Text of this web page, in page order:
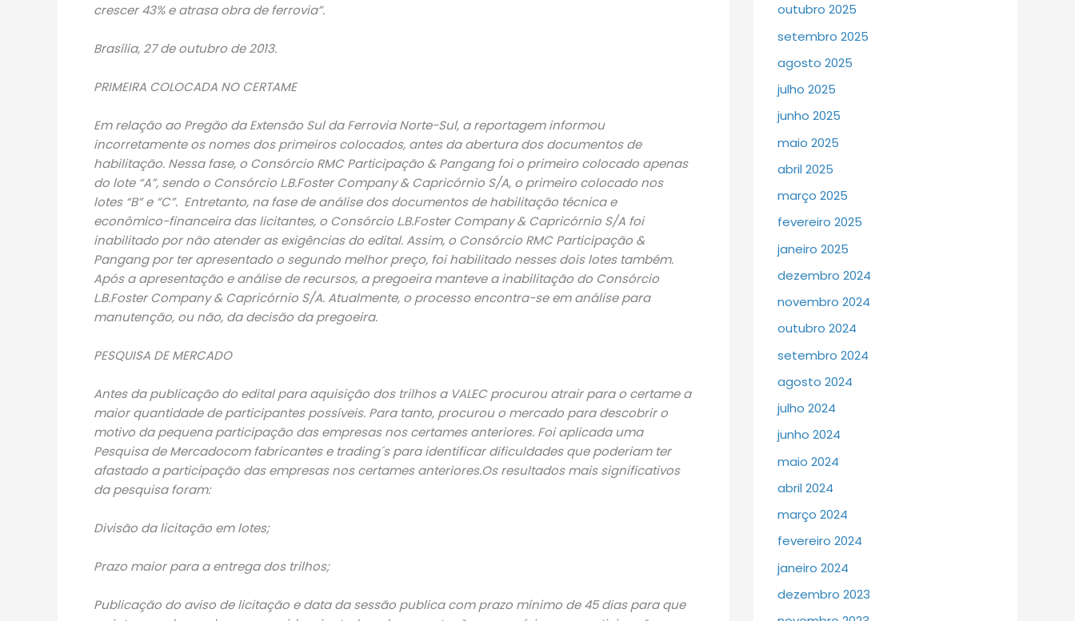
crescer 43% e atrasa obra de ferrovia”.
Brasília, 27 de outubro de 2013.
PRIMEIRA COLOCADA NO CERTAME
Em relação ao Pregão da Extensão Sul da Ferrovia Norte-Sul, a reportagem informou
incorretamente os nomes dos primeiros colocados, antes da abertura dos documentos de
habilitação. Nessa fase, o Consórcio RMC Participação & Pangang foi o primeiro colocado apenas
do lote “A”, sendo o Consórcio L.B.Foster Company & Capricórnio S/A, o primeiro colocado nos
lotes “B” e “C”. Entretanto, na fase de análise dos documentos de habilitação técnica e
econômico-financeira das licitantes, o Consórcio L.B.Foster Company & Capricórnio S/A foi
inabilitado por não atender as exigências do edital. Assim, o Consórcio RMC Participação &
Pangang por ter apresentado o segundo melhor preço, foi habilitado nesses dois lotes também.
Após a apresentação e análise de recursos, a pregoeira manteve a inabilitação do Consórcio
L.B.Foster Company & Capricórnio S/A. Atualmente, o processo encontra-se em análise para
manutenção, ou não, da decisão da pregoeira.
PESQUISA DE MERCADO
Antes da publicação do edital para aquisição dos trilhos a VALEC procurou atrair para o certame a
maior quantidade de participantes possíveis. Para tanto, procurou o mercado para descobrir o
motivo da pequena participação das empresas nos certames anteriores. Foi aplicada uma
Pesquisa de Mercadocom fabricantes e trading´s para identificar dificuldades que poderiam ter
afastado a participação das empresas nos certames anteriores.Os resultados mais significativos
da pesquisa foram:
Divisão da licitação em lotes;
Prazo maior para a entrega dos trilhos;
Publicação do aviso de licitação e data da sessão publica com prazo mínimo de 45 dias para que
outubro 2025
setembro 2025
agosto 2025
julho 2025
junho 2025
maio 2025
abril 2025
março 2025
fevereiro 2025
janeiro 2025
dezembro 2024
novembro 2024
outubro 2024
setembro 2024
agosto 2024
julho 2024
junho 2024
maio 2024
abril 2024
março 2024
fevereiro 2024
janeiro 2024
dezembro 2023